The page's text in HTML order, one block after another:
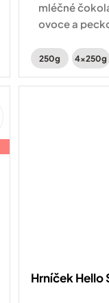
mléčné
ovoce a
obalů 🙌
250g 4x250g
Hrníček Hello